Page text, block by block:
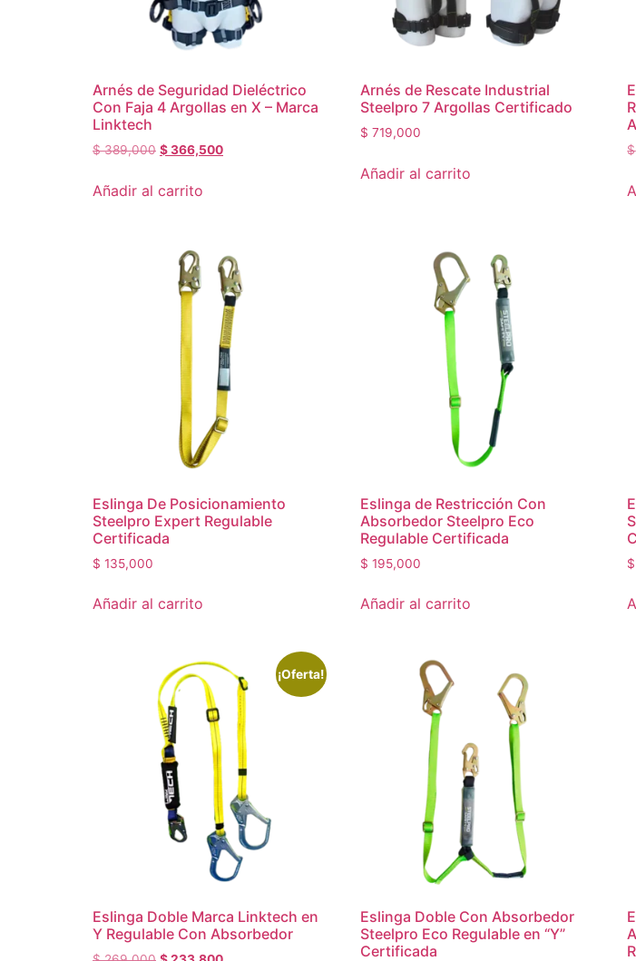
Arnés de Seguridad Dieléctrico
Con Faja 4 Argollas en X – Marca
Linktech
$389,000 $366,500
Añadir al carrito
Arnés de Rescate Industrial
Steelpro 7 Argollas Certificado
$ 719,000
Añadir al carrito
$
Eslinga De Posicionamiento
Steelpro Expert Regulable
Certificada
$ 135,000
Añadir al carrito
Eslinga de Restricción Con
Absorbedor Steelpro Eco
Regulable Certificada
$ 195,000
Añadir al carrito
$
¡Oferta!
Eslinga Doble Marca Linktech en
Y Regulable Con Absorbedor
Eslinga Doble Con Absorbedor
Steelpro Eco Regulable en “Y”
Certificada